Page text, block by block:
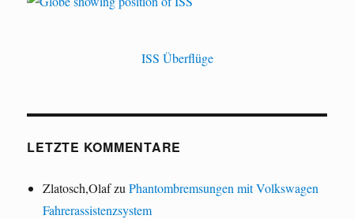
ISS Überflüge
LETZTE KOMMENTARE
Zlatosch,OlafzuPhantombremsungen mit Volkswagen
Fahrerassistenzsystem